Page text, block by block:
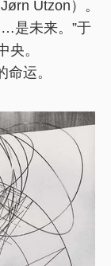
Utzon）。
是未来。”于
央。
运。